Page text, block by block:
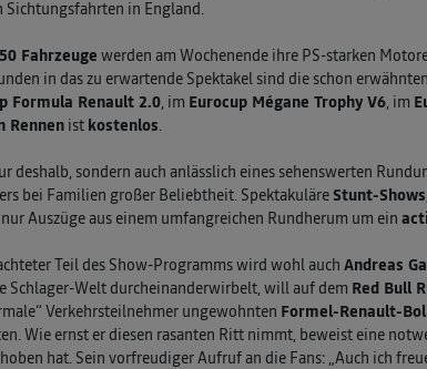
Sichtungsfahrten in England.
Fahrzeugewerden am Wochenende ihre PS-starken
in das zu erwartende Spektakel sind die schon
Formula Renault 2.0, im Eurocup Mégane Trophy V6, im
Rennen ist kostenlos.
deshalb, sondern auch anlässlich eines sehenswerten
bei Familien großer Beliebtheit. Spektakuläre Stunt-Shows
Auszüge aus einem umfangreichen Rundherum um ein
Teil des Show-Programms wird wohl auch Andreas
Schlager-Welt durcheinanderwirbelt, will auf dem Red Bull
Verkehrsteilnehmer ungewohnten Formel-Renault-
Wie ernst er diesen rasanten Ritt nimmt, beweist eine
hat. Sein vorfreudiger Aufruf an die Fans: „Auch ich